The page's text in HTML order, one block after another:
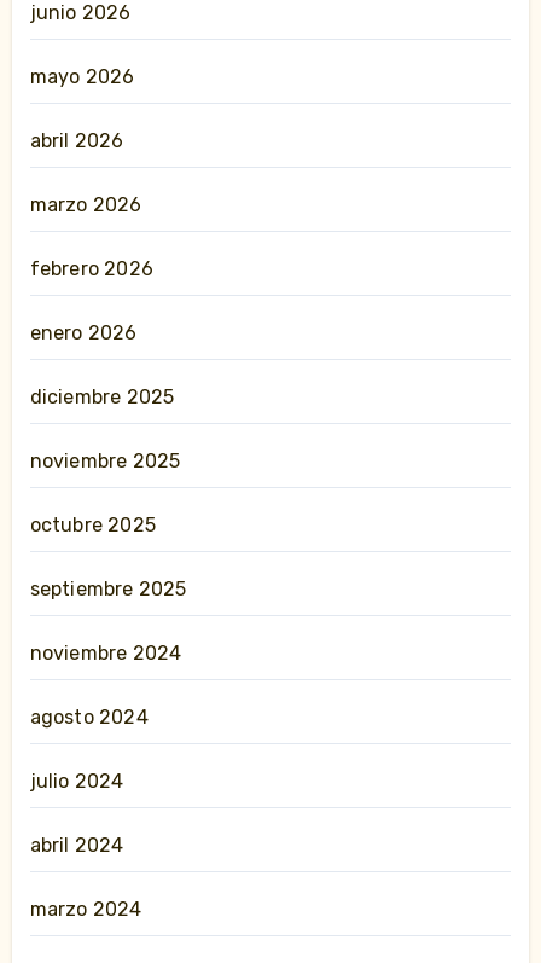
junio 2026
mayo 2026
abril 2026
marzo 2026
febrero 2026
enero 2026
diciembre 2025
noviembre 2025
octubre 2025
septiembre 2025
noviembre 2024
agosto 2024
julio 2024
abril 2024
marzo 2024